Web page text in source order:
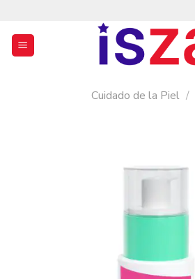
contenido
Cuidado de la Piel /